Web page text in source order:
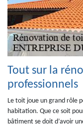
Tout sur la
professionnels
Le toit joue un grand rôle
habitation. Que ce soit
bâtiment se doit d’avoir